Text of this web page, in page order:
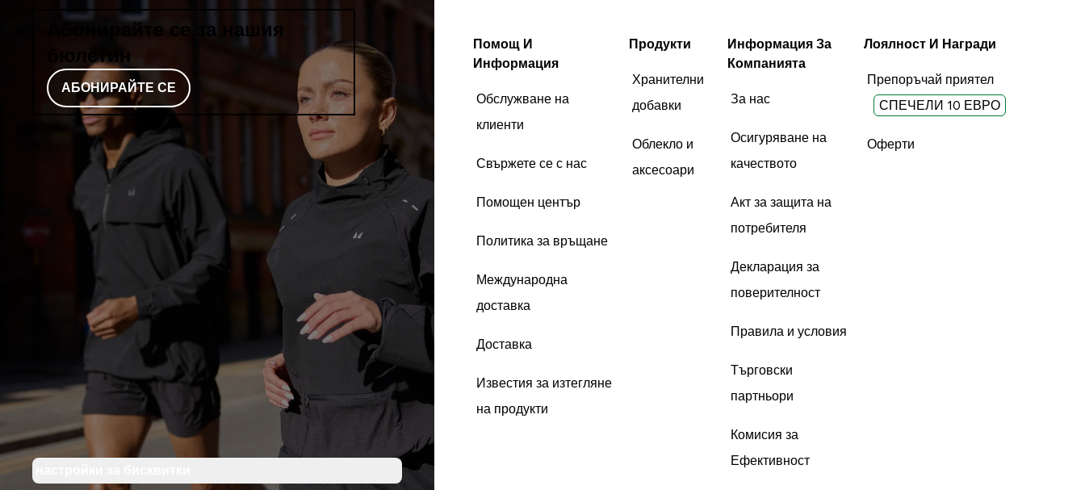
Абонирайте се за нашия
бюлетин
АБОНИРАЙТЕ СЕ
Помощ И
Информация
Обслужване на
клиенти
Свържете се с нас
Помощен център
Политика за връщане
Международна
доставка
Доставка
Известия за изтегляне
на продукти
Продукти
Хранителни
добавки
Облекло и
аксесоари
Информация За
Компанията
За нас
Осигуряване на
качеството
Акт за защита на
потребителя
Декларация за
поверителност
Правила и условия
Търговски
партньори
Комисия за
Ефективност
Лоялност И Награди
Препоръчай приятел
СПЕЧЕЛИ 10 ЕВРО
Оферти